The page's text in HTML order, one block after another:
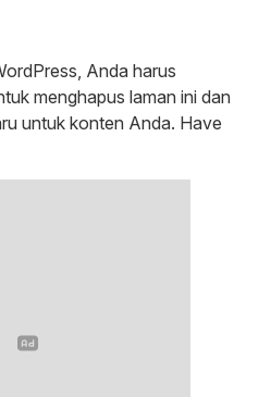
Anda harus
menghapus laman ini dan
untuk konten Anda. Have